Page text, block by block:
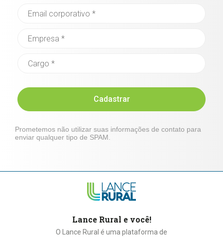
Cadastrar
Prometemos não utilizar suas informações de contato para
enviar qualquer tipo de SPAM.
Lance Rural e você!
O Lance Rural é uma plataforma de